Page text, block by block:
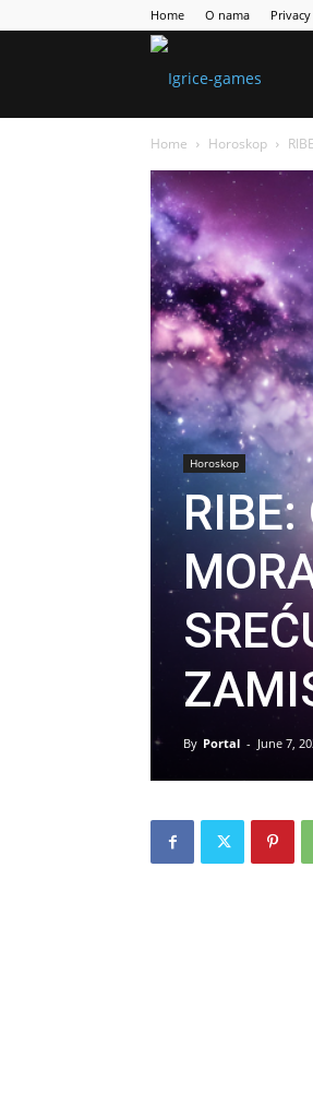
Home O nama
Home Horoskop
Horoskop
By Portal - June 7,